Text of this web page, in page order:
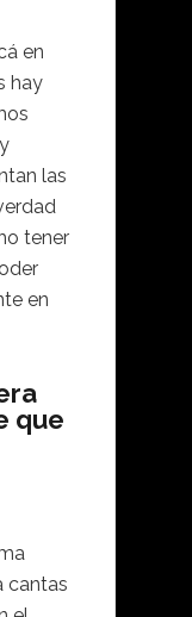
en
hay
las
tener
en
que
cantas